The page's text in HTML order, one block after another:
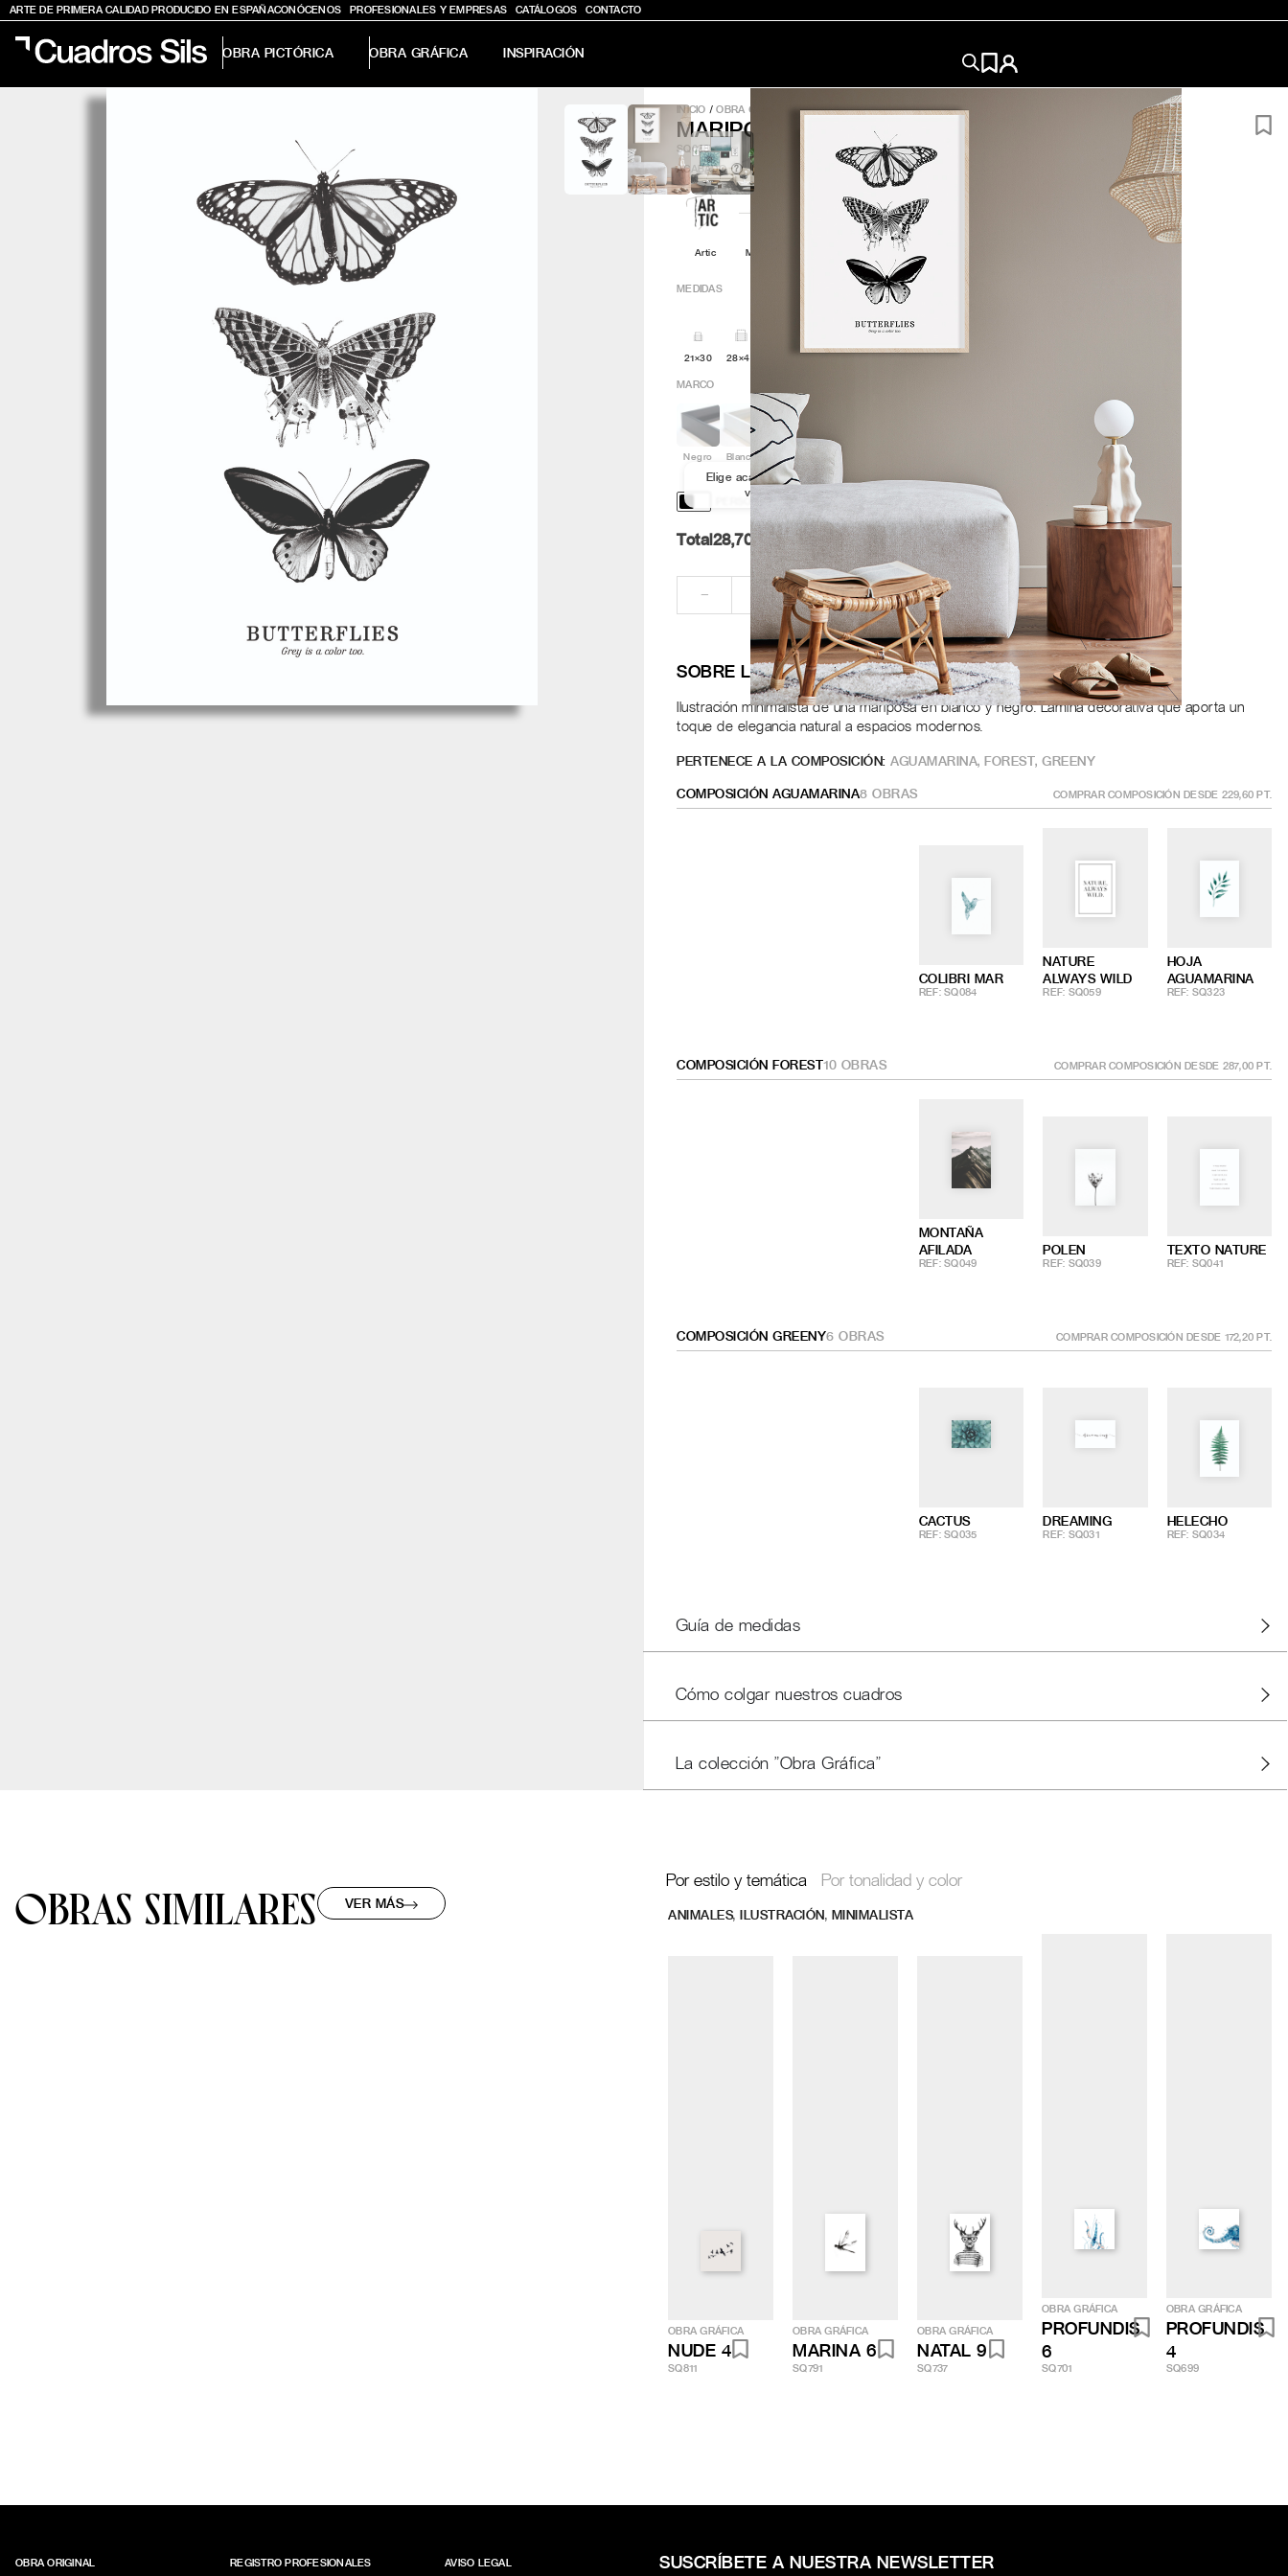
ARTE DE PRIMERA CALIDAD PRODUCIDO EN ESPAÑACONÓCENOS PROFESIONALES Y EMPRESAS CATÁLOGOS CONTACTO
OBRA PICTÓRICA OBRA GRÁFICA INSPIRACIÓN
Obra Pictórica
INICIO /OBRA GRÁFICA /MARIPOSAS
MARIPOSAS
SQ038
ACABADO
?
Artic Minimal
MEDIDAS
21×30 28×40 50×50 50×70 60x84
PERSONALIZACIÓN Y DISEÑO
MARCO
Negro Blanco Aluminio Nogal
Elige acabado y medida para
ver los marcos
Total28,70Pt.
− +
REGÍSTRATE PARA AÑADIR AL CARRITO
SOBRE LA OBRA
Ilustración minimalista de una mariposa en blanco y negro. Lámina decorativa que aporta un
toque de elegancia natural a espacios modernos.
PERTENECE A LA COMPOSICIÓN: AGUAMARINA, FOREST, GREENY
COMPOSICIÓN AGUAMARINA8 OBRAS COMPRAR COMPOSICIÓN DESDE 229,60 PT.
COLIBRI MAR
REF: SQ084
NATURE
ALWAYS WILD
REF: SQ059
HOJA
AGUAMARINA
REF: SQ323
COMPOSICIÓN FOREST10 OBRAS COMPRAR COMPOSICIÓN DESDE 287,00 PT.
MONTAÑA
AFILADA
REF: SQ049
POLEN
REF: SQ039
TEXTO NATURE
REF: SQ041
COMPOSICIÓN GREENY6 OBRAS COMPRAR COMPOSICIÓN DESDE 172,20 PT.
CACTUS
REF: SQ035
DREAMING
REF: SQ031
HELECHO
REF: SQ034
Guía de medidas
Cómo colgar nuestros cuadros
La colección "Obra Gráfica"
OBRAS SIMILARES VER MÁS
Por estilo y temática Por tonalidad y color
ANIMALES, ILUSTRACIÓN, MINIMALISTA
OBRA GRÁFICA
NUDE 4
SQ811
OBRA GRÁFICA
MARINA 6
SQ791
OBRA GRÁFICA
NATAL 9
SQ737
OBRA GRÁFICA
PROFUNDIS
6
SQ701
OBRA GRÁFICA
PROFUNDIS
4
SQ699
OBRA ORIGINAL REGISTRO PROFESIONALES AVISO LEGAL SUSCRÍBETE A NUESTRA NEWSLETTER